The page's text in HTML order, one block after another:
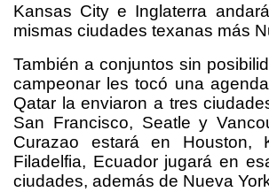
Kansas City e Inglaterra
mismas ciudades texanas más
También a conjuntos sin
campeonar les tocó una
Qatar la enviaron a tres
San Francisco, Seatle y
Curazao estará en Houston,
Filadelfia, Ecuador jugará en
ciudades, además de Nueva